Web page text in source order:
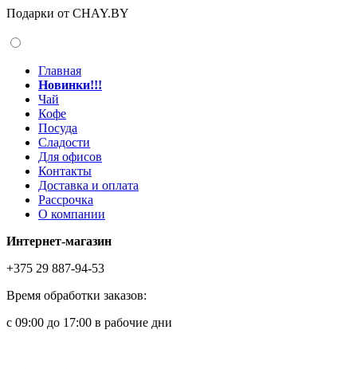
Подарки от CHAY.BY
Главная
Новинки!!!
Чай
Кофе
Посуда
Сладости
Для офисов
Контакты
Доставка и оплата
Рассрочка
О компании
Интернет-магазин
+375 29 887-94-53
Время обработки заказов:
с 09:00 до 17:00 в рабочие дни